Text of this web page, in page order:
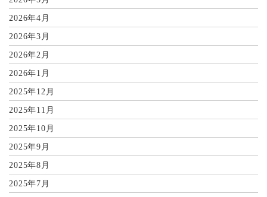
2026年4月
2026年3月
2026年2月
2026年1月
2025年12月
2025年11月
2025年10月
2025年9月
2025年8月
2025年7月